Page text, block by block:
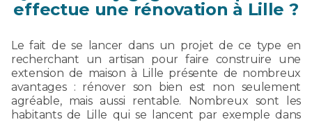
effectue une rénovation à Lille ?
Le fait de se lancer dans un projet de ce type en
recherchant un artisan pour faire construire une
extension de maison à Lille présente de nombreux
avantages : rénover son bien est non seulement
agréable, mais aussi rentable. Nombreux sont les
habitants de Lille qui se lancent par exemple dans